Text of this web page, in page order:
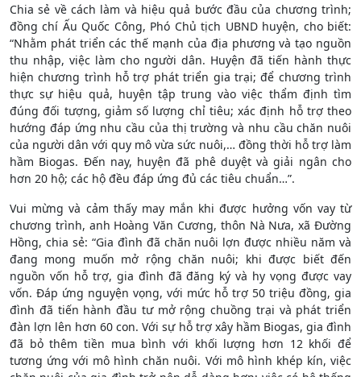
Chia sẻ về cách làm và hiệu quả bước đầu của chương trình;
đồng chí Ấu Quốc Công, Phó Chủ tịch UBND huyện, cho biết:
“Nhằm phát triển các thế mạnh của địa phương và tạo nguồn
thu nhập, việc làm cho người dân. Huyện đã tiến hành thực
hiện chương trình hỗ trợ phát triển gia trại; để chương trình
thực sự hiệu quả, huyện tập trung vào việc thẩm định tìm
đúng đối tượng, giảm số lượng chỉ tiêu; xác định hỗ trợ theo
hướng đáp ứng nhu cầu của thị trường và nhu cầu chăn nuôi
của người dân với quy mô vừa sức nuôi,… đồng thời hỗ trợ làm
hầm Biogas. Đến nay, huyện đã phê duyệt và giải ngân cho
hơn 20 hộ; các hộ đều đáp ứng đủ các tiêu chuẩn…”.
Vui mừng và cảm thấy may mắn khi được hưởng vốn vay từ
chương trình, anh Hoàng Văn Cương, thôn Nà Nưa, xã Đường
Hồng, chia sẻ: “Gia đình đã chăn nuôi lợn được nhiều năm và
đang mong muốn mở rộng chăn nuôi; khi được biết đến
nguồn vốn hỗ trợ, gia đình đã đăng ký và hy vọng được vay
vốn. Đáp ứng nguyện vọng, với mức hỗ trợ 50 triệu đồng, gia
đình đã tiến hành đầu tư mở rộng chuồng trại và phát triển
đàn lợn lên hơn 60 con. Với sự hỗ trợ xây hầm Biogas, gia đình
đã bỏ thêm tiền mua bình với khối lượng hơn 12 khối để
tương ứng với mô hình chăn nuôi. Với mô hình khép kín, việc